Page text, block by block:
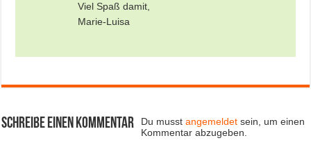
Viel Spaß damit,
Marie-Luisa
Schreibe einen Kommentar Du musstangemeldet sein, um einen
Kommentar abzugeben.